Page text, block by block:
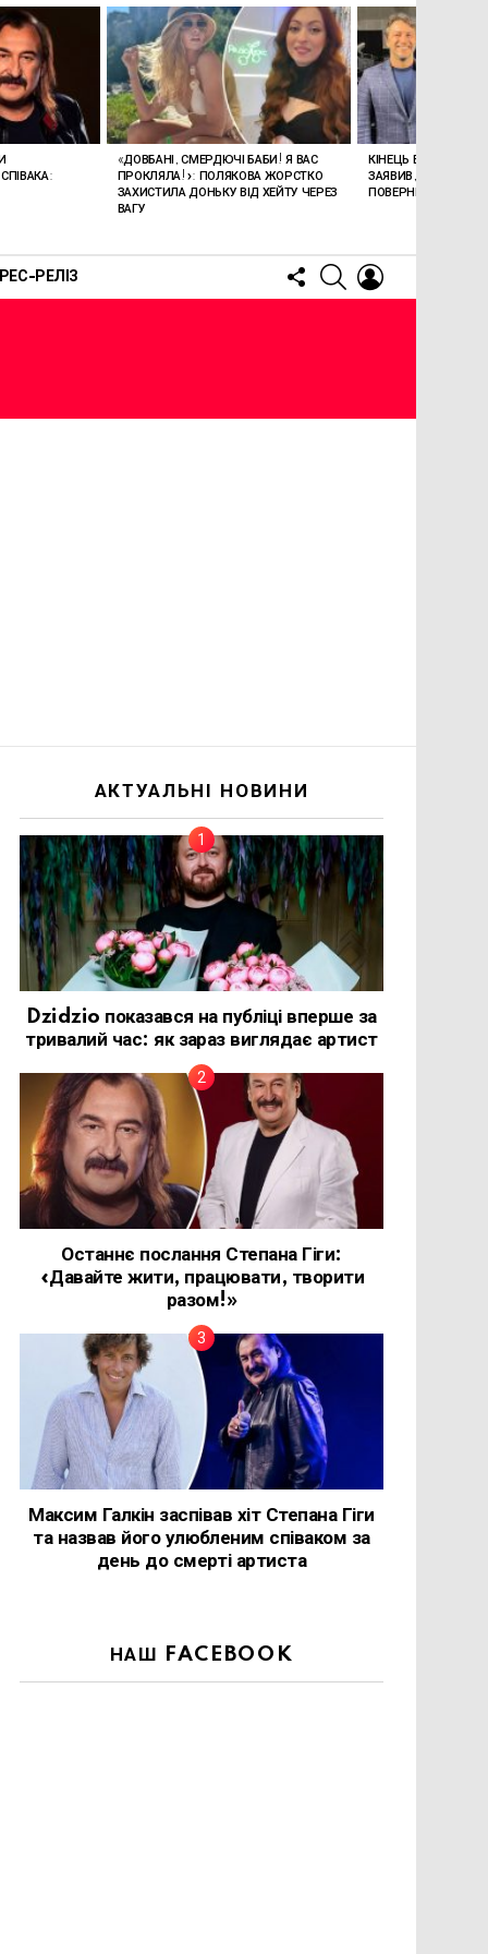
РЕЛІЗ
FOLLOW
US
SEARCH
«ДОВБАНІ, СМЕРДЮЧІ БАБИ! Я ВАС
ПРОКЛЯЛА!»: ПОЛЯКОВА ЖОРСТКО
ЗАХИСТИЛА ДОНЬКУ ВІД ХЕЙТУ ЧЕРЕЗ
ВАГУ
КІНЕЦЬ ЕПОХИ:
ЗАЯВИВ, ЩО БІЛЬШЕ
ПОВЕРНЕТЬСЯ НА
АКТУАЛЬНІ НОВИНИ
Dzidzio показався на публіці вперше за
тривалий час: як зараз виглядає артист
Останнє послання Степана Гіги:
«Давайте жити, працювати, творити
разом!»
Максим Галкін заспівав хіт Степана Гіги
та назвав його улюбленим співаком за
день до смерті артиста
НАШ FACEBOOK